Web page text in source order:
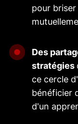
pour
Des
stratégies
ce cercle
bénéficier
d'un